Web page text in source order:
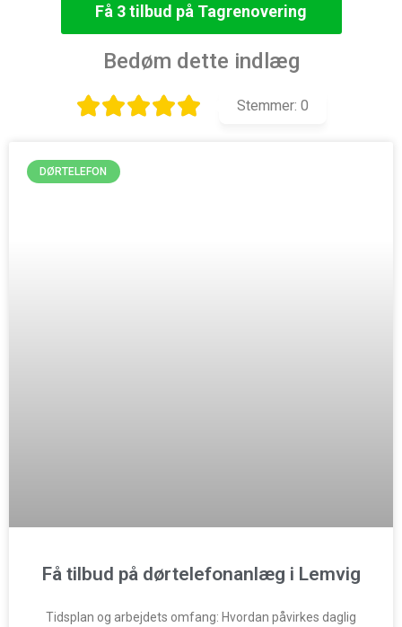
Få 3 tilbud på Tagrenovering
Bedøm dette indlæg
Stemmer: 0
DØRTELEFON
Få tilbud på dørtelefonanlæg i Lemvig
Tidsplan og arbejdets omfang: Hvordan påvirkes daglig